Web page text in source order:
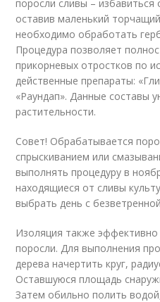
поросли сливы –
оставив маленький
необходимо обработать
Процедура позволяет
прикорневых отростков по
действенные препараты:
«Раундап». Данные составы
растительности.
Совет! Обрабатывается
спрыскиванием или
выполнять процедуру в
находящиеся от сливы
выбрать день с
Изоляция также эффективно
поросли. Для выполнения
дерева начертить круг,
Оставшуюся площадь
Затем обильно полить